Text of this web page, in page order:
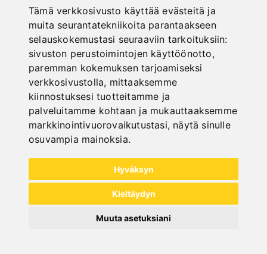
Tämä verkkosivusto käyttää evästeitä ja
muita seurantatekniikoita parantaakseen
selauskokemustasi seuraaviin tarkoituksiin:
sivuston perustoimintojen käyttöönotto,
paremman kokemuksen tarjoamiseksi
verkkosivustolla, mittaaksemme
kiinnostuksesi tuotteitamme ja
palveluitamme kohtaan ja mukauttaaksemme
markkinointivuorovaikutustasi, näytä sinulle
osuvampia mainoksia.
Hyväksyn
Kieltäydyn
Muuta asetuksiani
NEW PRODUCTS